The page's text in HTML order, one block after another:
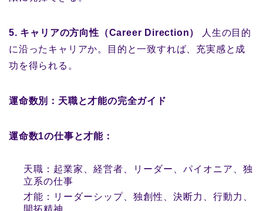
5. キャリアの方向性（Career Direction）
人生の目的
に沿ったキャリアか。目的と一致すれば、充実感と成
功を得られる。
運命数別：天職と才能の完全ガイド
運命数1の仕事と才能：
天職：起業家、経営者、リーダー、パイオニア、独
立系の仕事
才能：リーダーシップ、独創性、決断力、行動力、